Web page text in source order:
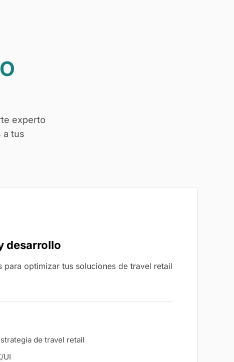
O
experto
a tus
desarrollo
para optimizar tus soluciones de travel retail
de travel retail
UI